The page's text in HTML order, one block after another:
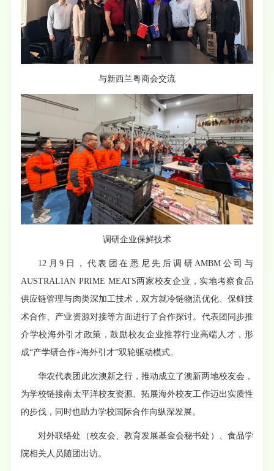
与新西兰粤商会交流
调研企业保鲜技术
12月9日，代表团在悉尼先后调研AMBM公司与
AUSTRALIAN PRIME MEATS两家校友企业，实地考察食品
供应链管理与肉类深加工技术，双方就冷链物流优化、保鲜技
术合作、产业资源对接等方面进行了合作探讨。代表团同步推
介学校海外引才政策，鼓励校友企业推荐行业高端人才，形
成“产学研合作+海外引才”双轮驱动模式。
华农代表团此次澳新之行，推动成立了澳新两地校友会，
为学校链接南太平洋校友资源、拓展海外校友工作迈出实质性
的步伐，同时也助力学校国际合作向纵深发展。
对外联络处（校友会、教育发展基金会秘书处）、食品学
院相关人员随团出访。